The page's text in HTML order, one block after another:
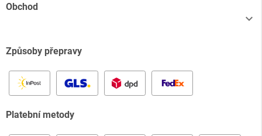
Obchod

Způsoby přepravy
Platební metody